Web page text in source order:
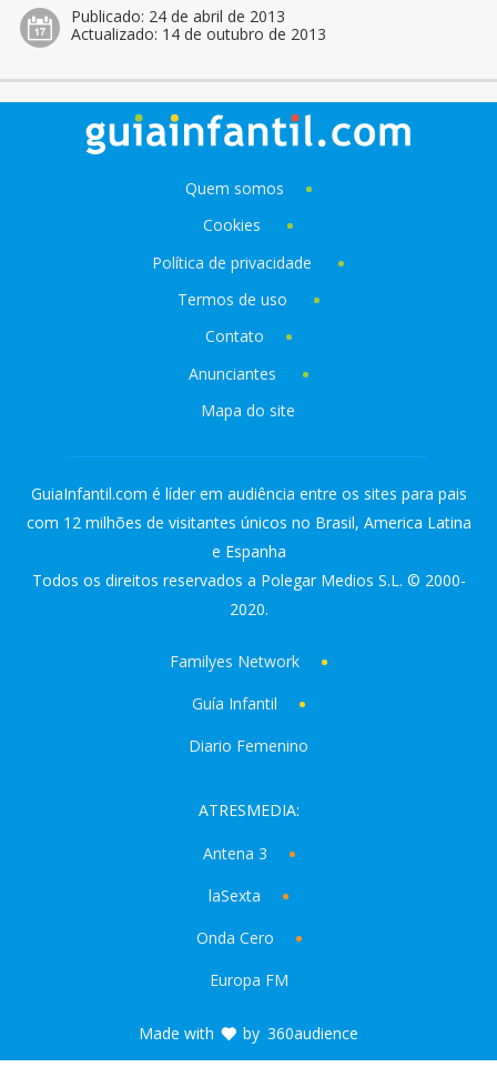
Publicado: 24 de abril de 2013
Actualizado: 14 de outubro de 2013
Quem somos
Cookies
Política de privacidade
Termos de uso
Contato
Anunciantes
Mapa do site
GuiaInfantil.com é líder em audiência entre os sites para pais
com 12 milhões de visitantes únicos no Brasil, America Latina
e Espanha
Todos os direitos reservados a Polegar Medios S.L. © 2000-
2020.
Familyes Network
Guía Infantil
Diario Femenino
ATRESMEDIA:
Antena 3
laSexta
Onda Cero
Europa FM
Made with by 360audience